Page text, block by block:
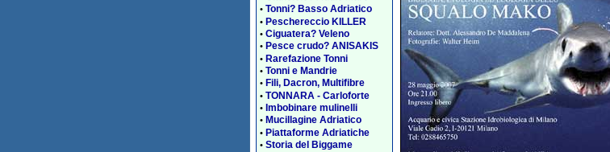
• Tonni? Basso Adriatico
• Peschereccio KILLER
• Ciguatera? Veleno
• Pesce crudo? ANISAKIS
• Rarefazione Tonni
• Tonni e Mandrie
• Fili, Dacron, Multifibre
• TONNARA - Carloforte
• Imbobinare mulinelli
• Mucillagine Adriatico
• Piattaforme Adriatiche
• Storia del Biggame